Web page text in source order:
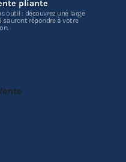
pliante
outil : découvrez une large
répondre à votre